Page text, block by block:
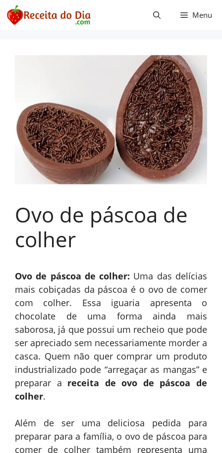
Pular
para
Menu
Ovo de páscoa de
colher
Ovo de páscoa de colher: Uma das delícias
mais cobiçadas da páscoa é o ovo de comer
com colher. Essa iguaria apresenta o
chocolate de uma forma ainda mais
saborosa, já que possui um recheio que pode
ser apreciado sem necessariamente morder a
casca. Quem não quer comprar um produto
industrializado pode “arregaçar as mangas” e
preparar a receita de ovo de páscoa de
colher.
Além de ser uma deliciosa pedida para
preparar para a família, o ovo de páscoa para
comer de colher também representa uma